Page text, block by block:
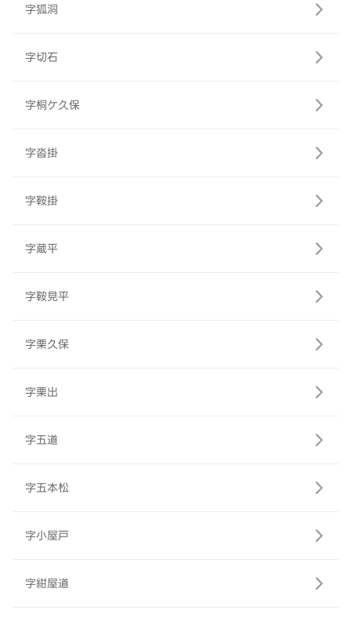
字狐洞
字切石
字桐ケ久保
字沓掛
字鞍掛
字蔵平
字鞍見平
字栗久保
字栗出
字五道
字五本松
字小屋戸
字紺屋道